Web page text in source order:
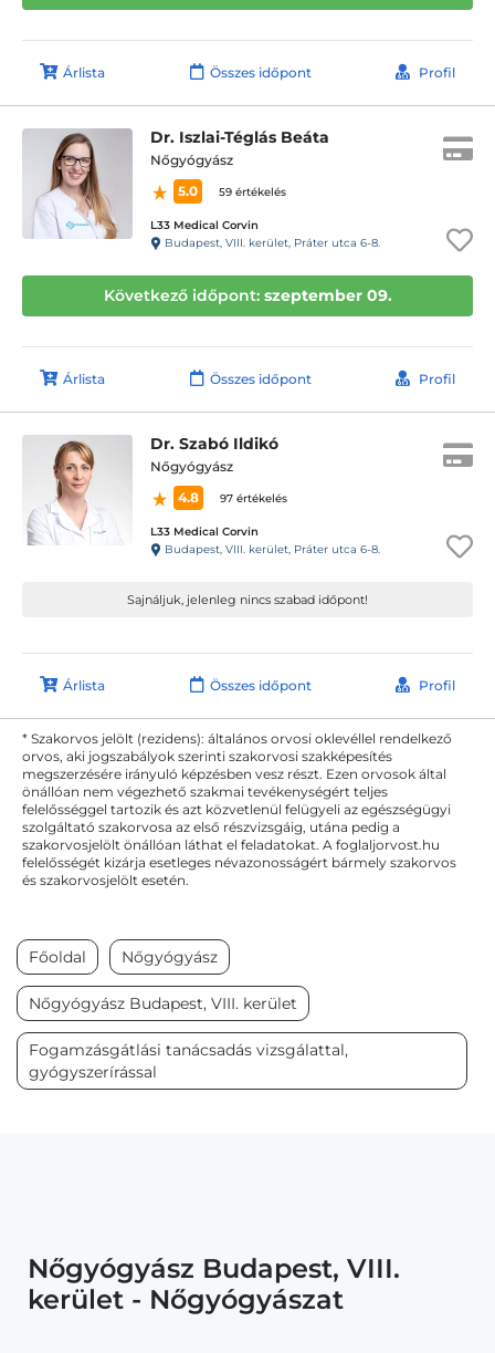
Árlista Összes időpont Profil
Dr. Iszlai-Téglás Beáta
Nőgyógyász
5.0
59 értékelés
L33 Medical Corvin
Budapest, VIII. kerület, Práter utca 6-8.
Következő időpont: szeptember 09.
Árlista Összes időpont Profil
Dr. Szabó Ildikó
Nőgyógyász
4.8
97 értékelés
L33 Medical Corvin
Budapest, VIII. kerület, Práter utca 6-8.
Sajnáljuk, jelenleg nincs szabad időpont!
Árlista Összes időpont Profil
* Szakorvos jelölt (rezidens): általános orvosi oklevéllel rendelkező
orvos, aki jogszabályok szerinti szakorvosi szakképesítés
megszerzésére irányuló képzésben vesz részt. Ezen orvosok által
önállóan nem végezhető szakmai tevékenységért teljes
felelősséggel tartozik és azt közvetlenül felügyeli az egészségügyi
szolgáltató szakorvosa az első részvizsgáig, utána pedig a
szakorvosjelölt önállóan láthat el feladatokat. A foglaljorvost.hu
felelősségét kizárja esetleges névazonosságért bármely szakorvos
és szakorvosjelölt esetén.
Főoldal Nőgyógyász
Nőgyógyász Budapest, VIII. kerület
Fogamzásgátlási tanácsadás vizsgálattal,
gyógyszerírással
Nőgyógyász Budapest, VIII.
kerület - Nőgyógyászat